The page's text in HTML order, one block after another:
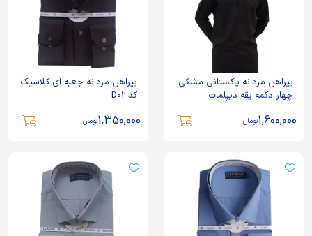
پیراهن مردانه پاکستانی مشکی
چهار دکمه یقه دیپلمات
1,600,000تومان
پیراهن مردانه جعبه ای کلاسیک
کد D02
1,350,000تومان